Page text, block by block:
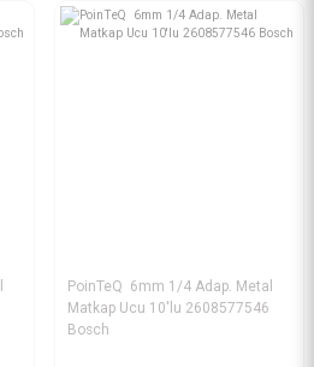
PoinTeQ 6mm 1/4 Adap. Metal
Matkap Ucu 10'lu 2608577546
Bosch